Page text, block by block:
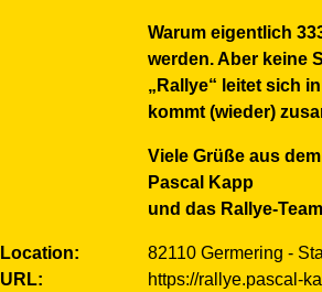
Warum eigentlich
werden. Aber keine
„Rallye“ leitet sich
kommt (wieder)
Viele Grüße aus
Pascal Kapp
und das Rallye-Team
Location
82110 Germering -
URL
https://rallye.pascal-